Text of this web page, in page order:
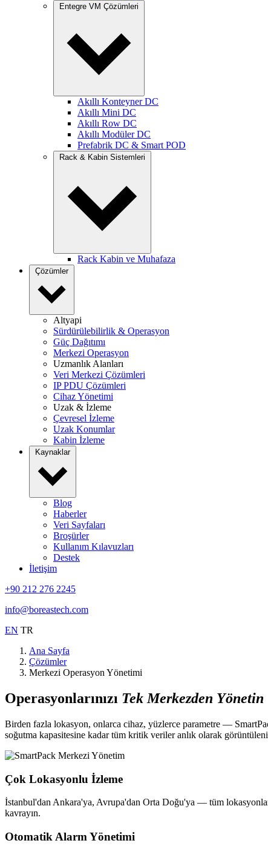
Entegre VM Çözümleri
Akıllı Konteyner DC
Akıllı Mini DC
Akıllı Row DC
Akıllı Modüler DC
Prefabrik DC & Smart POD
Rack & Kabin Sistemleri
Rack Kabin ve Muhafaza
Çözümler
Altyapi
Sürdürülebilirlik & Operasyon
Güç Dağıtımı
Merkezi Operasyon
Uzmanlık Alanları
Veri Merkezi Çözümleri
IP PDU Çözümleri
Cihaz Yönetimi
Uzak & İzleme
Çevresel İzleme
Uzak Konumlar
Kabin İzleme
Kaynaklar
Blog
Haberler
Veri Sayfaları
Broşürler
Kullanım Kılavuzları
Destek
İletişim
+90 212 276 2245
info@boreastech.com
EN TR
Ana Sayfa
Çözümler
Merkezi Operasyon Yönetimi
Operasyonlarınızı Tek Merkezden Yönetin
Birden fazla lokasyon, onlarca cihaz, yüzlerce parametre —
soğutma kapasitesine kadar tüm kritik veriler anlık olarak
Çok Lokasyonlu İzleme
İstanbul'dan Ankara'ya, Avrupa'dan Orta Doğu'ya — tüm
kavrayın.
Otomatik Alarm Yönetimi